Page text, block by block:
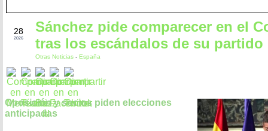
28
2026
Sánchez pide comparecer en el
tras los escándalos de su partido
Otras Noticias - España
Oposición y socios piden elecciones
anticipadas